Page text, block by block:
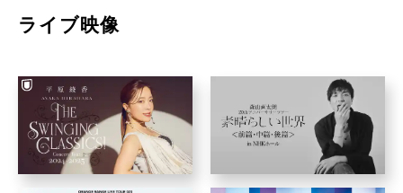
ライブ映像